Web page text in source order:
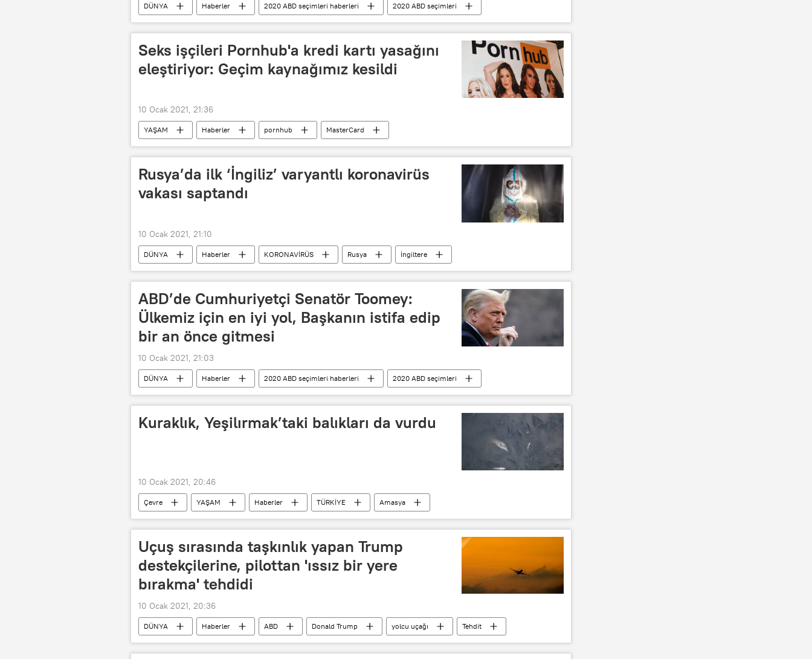
DÜNYA Haberler 2020 ABD seçimleri haberleri
2020 ABD seçimleri
ABD
Donald Trump Joe Biden
Mike Pence
Seks işçileri Pornhub'a kredi kartı yasağını
eleştiriyor: Geçim kaynağımız kesildi
10 Ocak 2021, 21:36
YAŞAM Haberler pornhub
MasterCard
Discovery Communications
çocuk istismarı Tecavüz
Seks işçisi
Rusya’da ilk ‘İngiliz’ varyantlı koronavirüs
vakası saptandı
10 Ocak 2021, 21:10
DÜNYA Haberler KORONAVİRÜS Rusya
İngiltere
Koronavirüs
mutasyon vaka
ABD’de Cumhuriyetçi Senatör Toomey:
Ülkemiz için en iyi yol, Başkanın istifa edip
bir an önce gitmesi
10 Ocak 2021, 21:03
DÜNYA Haberler 2020 ABD seçimleri haberleri
2020 ABD seçimleri
ABD
Cumhuriyetçi Parti ABD Kongresi Donald Trump istifa
Kuraklık, Yeşilırmak’taki balıkları da vurdu
10 Ocak 2021, 20:46
Çevre YAŞAM Haberler TÜRKİYE
Amasya
Yeşilırmak Nehri
Kuraklık Toplu balık ölümleri
Uçuş sırasında taşkınlık yapan Trump
destekçilerine, pilottan 'ıssız bir yere
bırakma' tehdidi
10 Ocak 2021, 20:36
DÜNYA Haberler ABD Donald Trump yolcu uçağı
Tehdit
Anons